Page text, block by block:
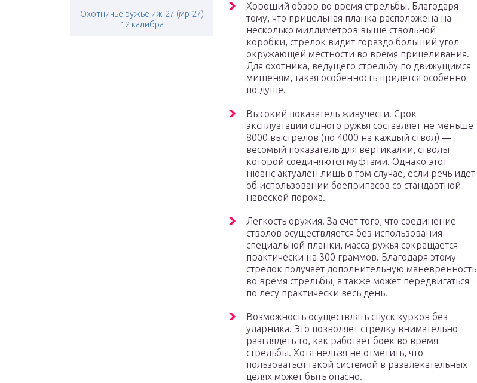
Охотничье ружье иж-27 (мр-27)
12 калибра
Хороший обзор во время стрельбы. Благодаря
тому, что прицельная планка расположена на
несколько миллиметров выше ствольной
коробки, стрелок видит гораздо больший угол
окружающей местности во время прицеливания.
Для охотника, ведущего стрельбу по движущимся
мишеням, такая особенность придется особенно
по душе.
Высокий показатель живучести. Срок
эксплуатации одного ружья составляет не меньше
8000 выстрелов (по 4000 на каждый ствол) —
весомый показатель для вертикалки, стволы
которой соединяются муфтами. Однако этот
нюанс актуален лишь в том случае, если речь идет
об использовании боеприпасов со стандартной
навеской пороха.
Легкость оружия. За счет того, что соединение
стволов осуществляется без использования
специальной планки, масса ружья сокращается
практически на 300 граммов. Благодаря этому
стрелок получает дополнительную маневренность
во время стрельбы, а также может передвигаться
по лесу практически весь день.
Возможность осуществлять спуск курков без
ударника. Это позволяет стрелку внимательно
разглядеть то, как работает боек во время
стрельбы. Хотя нельзя не отметить, что
пользоваться такой системой в развлекательных
целях может быть опасно.